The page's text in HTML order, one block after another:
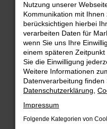
FEHLER:
Beim Laden ist ein
Hier sind ein paar
Überprüfe deine
Laden andere
Nutzung unserer
Kommunikation mit
berücksichtigen hierbei
verarbeiten Daten für
wenn Sie uns Ihre
einem späteren
Sie die Einwilligung
Weitere Informationen
Datenverarbeitung finden
Datenschutzerklärung
Impressum
Folgende Kategorien von